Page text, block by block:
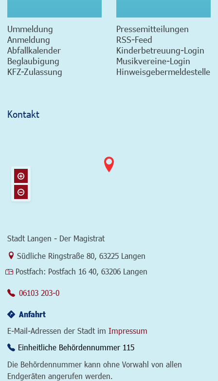
Ummeldung
Anmeldung
Abfallkalender
Beglaubigung
KFZ-Zulassung
Pressemitteilungen
RSS-Feed
Kinderbetreuung-Login
Musikvereine-Login
Hinweisgebermeldestelle
Kontakt
Stadt Langen - Der Magistrat
Link zur Google-Maps Navigation
Südliche Ringstraße 80 63225 Langen
Postfach: Postfach 16 40, 63206 Langen
06103 203-0
Anfahrt
E-Mail-Adressen der Stadt im Impressum
Einheitliche Behördennummer 115
Die Behördennummer kann ohne Vorwahl von allen
Endgeräten angerufen werden.